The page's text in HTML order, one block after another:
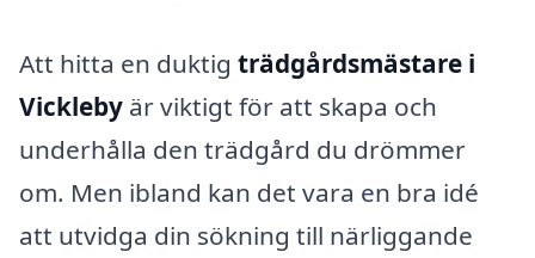
Att hitta en duktig trädgårdsmästare i
Vickleby är viktigt för att skapa och
underhålla den trädgård du drömmer
om. Men ibland kan det vara en bra idé
att utvidga din sökning till närliggande